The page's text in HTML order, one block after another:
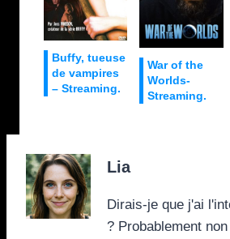
Buffy, tueuse
de vampires
– Streaming.
War of the
Worlds-
Streaming.
Lia
Dirais-je que j'ai
? Probablement